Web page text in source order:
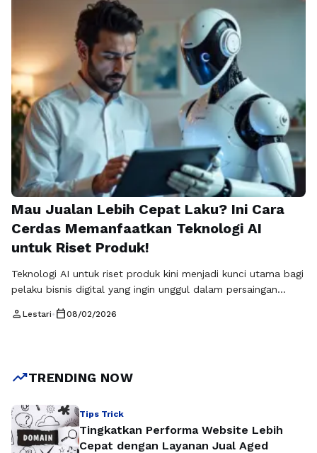
siapa saja, baik pemula maupun kreator berpengalaman,
untuk mendapatkan komisi tanpa harus menyimpan atau
mengirim produk sendiri. Namun, kesuksesan tidak …
Selengkapnya
Mau Jualan Lebih Cepat Laku? Ini Cara
Cerdas Memanfaatkan Teknologi AI
untuk Riset Produk!
Teknologi AI untuk riset produk kini menjadi kunci utama bagi
pelaku bisnis digital yang ingin unggul dalam persaingan
produk secara manual sering kali memakan waktu, tenaga,
person Lestari• calendar_today08/02/2026
trending_upTRENDING NOW
Tips Trick
Tingkatkan Performa Website Lebih
Cepat dengan Layanan Jual Aged